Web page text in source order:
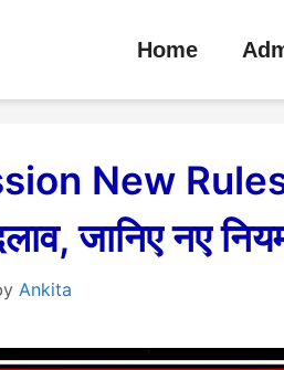
Home
New Rules
जानिए नए
Ankita